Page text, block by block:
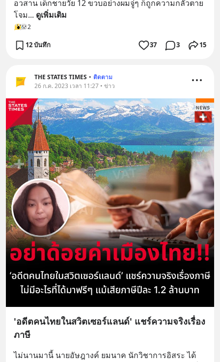
อวสาน เด็กชายวัย 12 ขวบอย่างผมจู่ๆ ก็ถูกความกลัวตาย
โจม... ดูเพิ่มเติม
2
12 บันทึก 37 3 15
THE STATES TIMES • ติดตาม
26 ก.ค. 2023 เวลา 11:27 • ข่าว
'อดีตคนไทยในสวิตเซอร์แลนด์' แชร์ความจริงเรื่อง
ภาษี
ไม่นานมานี้ นายอัษฎางค์ ยมนาค นักวิชาการอิสระ ได้